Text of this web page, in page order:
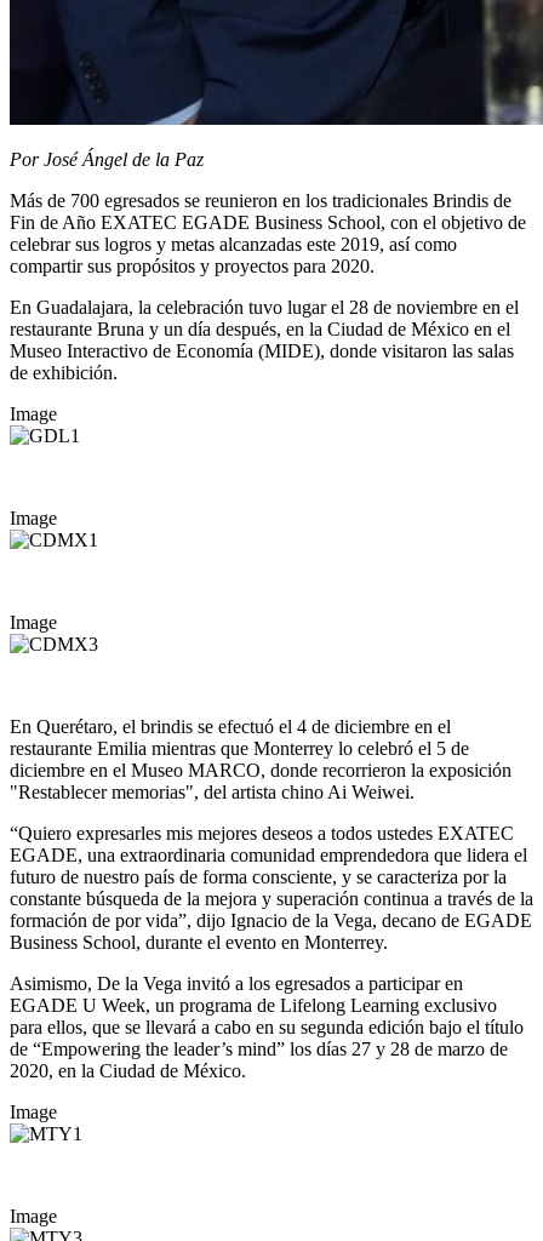
Por José Ángel de la Paz
Más de 700 egresados se reunieron en los tradicionales Brindis de
Fin de Año EXATEC EGADE Business School, con el objetivo de
celebrar sus logros y metas alcanzadas este 2019, así como
compartir sus propósitos y proyectos para 2020.
En Guadalajara, la celebración tuvo lugar el 28 de noviembre en el
restaurante Bruna y un día después, en la Ciudad de México en el
Museo Interactivo de Economía (MIDE), donde visitaron las salas
de exhibición.
Image
Image
Image
En Querétaro, el brindis se efectuó el 4 de diciembre en el
restaurante Emilia mientras que Monterrey lo celebró el 5 de
diciembre en el Museo MARCO, donde recorrieron la exposición
"Restablecer memorias", del artista chino Ai Weiwei.
“Quiero expresarles mis mejores deseos a todos ustedes EXATEC
EGADE, una extraordinaria comunidad emprendedora que lidera el
futuro de nuestro país de forma consciente, y se caracteriza por la
constante búsqueda de la mejora y superación continua a través de la
formación de por vida”, dijo Ignacio de la Vega, decano de EGADE
Business School, durante el evento en Monterrey.
Asimismo, De la Vega invitó a los egresados a participar en
EGADE U Week, un programa de Lifelong Learning exclusivo
para ellos, que se llevará a cabo en su segunda edición bajo el título
de “Empowering the leader’s mind” los días 27 y 28 de marzo de
2020, en la Ciudad de México.
Image
Image